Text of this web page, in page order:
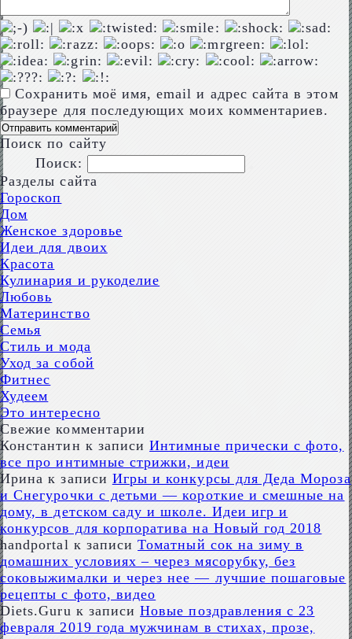
Сохранить моё имя, email и адрес сайта в этом
браузере для последующих моих комментариев.
Поиск по сайту
Поиск:
Разделы сайта
Гороскоп
Дом
Женское здоровье
Идеи для двоих
Красота
Кулинария и рукоделие
Любовь
Материнство
Семья
Стиль и мода
Уход за собой
Фитнес
Худеем
Это интересно
Свежие комментарии
Константин к записиИнтимные прически с фото,
все про интимные стрижки, идеи
Ирина к записи Игры и конкурсы для Деда Мороза
и Снегурочки с детьми — короткие и смешные на
дому, в детском саду и школе. Идеи игр и
конкурсов для корпоратива на Новый год 2018
handportal к записиТоматный сок на зиму в
домашних условиях – через мясорубку, без
соковыжималки и через нее — лучшие пошаговые
рецепты с фото, видео
Diets.Guru к записиНовые поздравления с 23
февраля 2019 года мужчинам в стихах, прозе,